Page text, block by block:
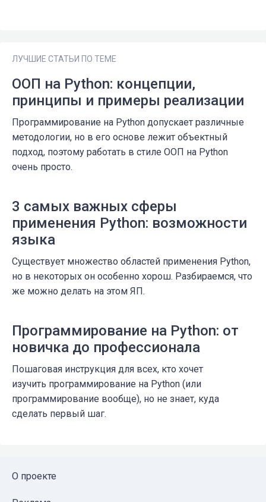
ЛУЧШИЕ СТАТЬИ ПО ТЕМЕ
ООП на Python: концепции,
принципы и примеры реализации
Программирование на Python допускает различные
методологии, но в его основе лежит объектный
подход, поэтому работать в стиле ООП на Python
очень просто.
3 самых важных сферы
применения Python: возможности
языка
Существует множество областей применения Python,
но в некоторых он особенно хорош. Разбираемся, что
же можно делать на этом ЯП.
Программирование на Python: от
новичка до профессионала
Пошаговая инструкция для всех, кто хочет
изучить программирование на Python (или
программирование вообще), но не знает, куда
сделать первый шаг.
О проекте